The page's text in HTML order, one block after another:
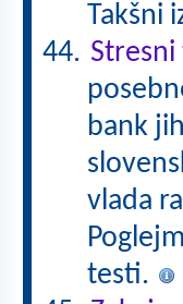
Takšni
bank
vlada
testi.